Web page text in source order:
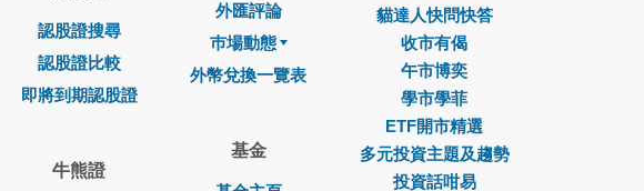
認股證搜尋
認股證比較
即將到期認股證
牛熊證
外匯評論
巿場動態
外幣兌換一覽表
基金
貓達人快問快答
收市有偈
午市博奕
學市學菲
ETF開市精選
多元投資主題及趨勢
投資話咁易